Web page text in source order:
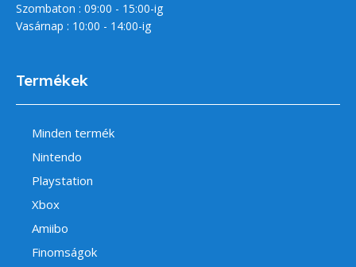
Szombaton : 09:00 - 15:00-ig
Vasárnap : 10:00 - 14:00-ig
Termékek
Minden termék
Nintendo
Playstation
Xbox
Amiibo
Finomságok